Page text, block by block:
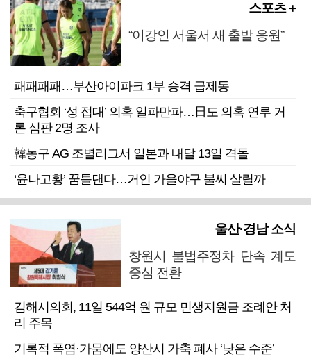
스포츠 +
“이강인 서울서 새 출발 응원”
패패패패…부산아이파크 1부 승격 급제동
축구협회 ‘성 접대’ 의혹 일파만파…日도 의혹 연루 거
론 심판 2명 조사
韓농구 AG 조별리그서 일본과 내달 13일 격돌
‘윤나고황’ 꿈틀댄다…거인 가을야구 불씨 살릴까
울산·경남 소식
창원시 불법주정차 단속 계도
중심 전환
김해시의회, 11일 544억 원 규모 민생지원금 조례안 처
리 주목
기록적 폭염·가뭄에도 양산시 가축 폐사 ‘낮은 수준’